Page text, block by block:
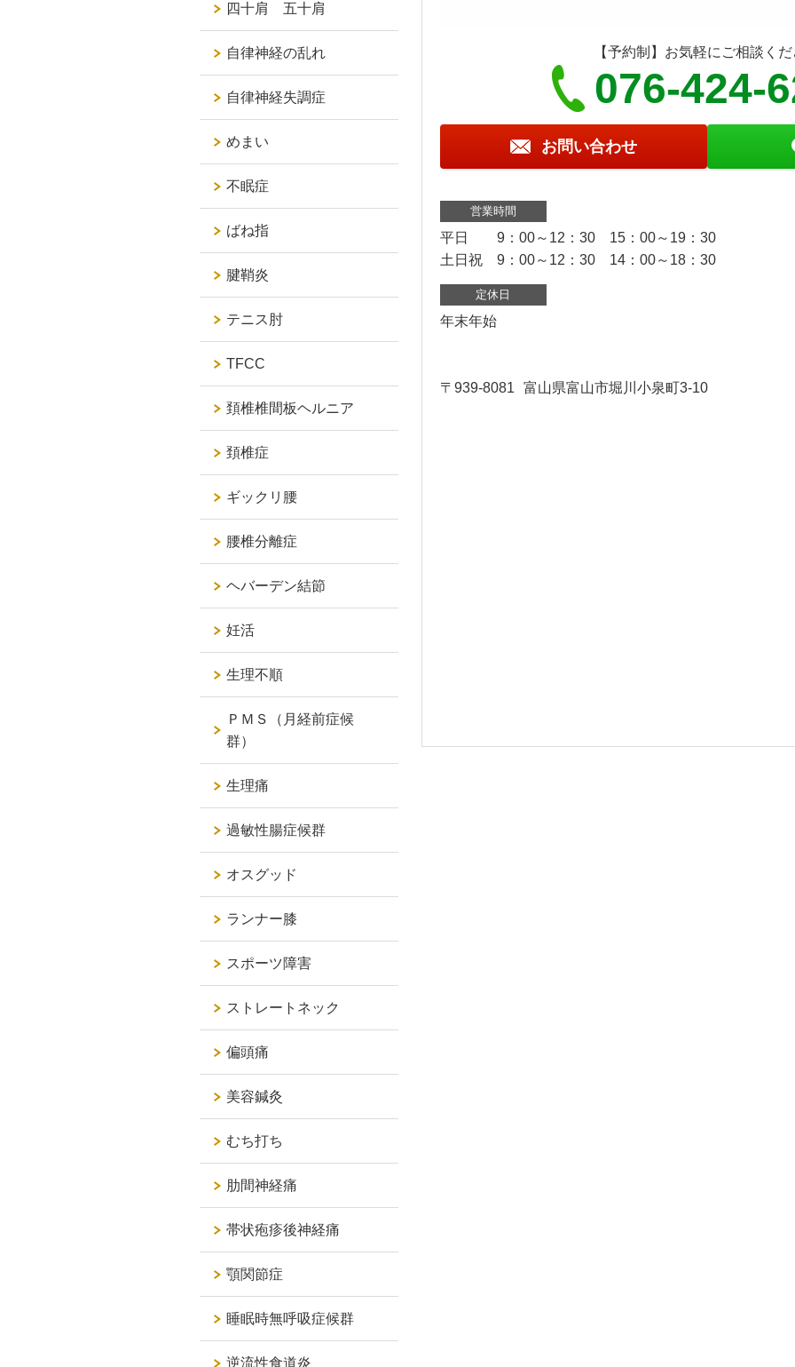
【予約制】お気軽にご相談く
076-424-
お問い合わせ
営業時間
平日 9：00～12：30 15：00～19：30
土日祝 9：00～12：30 14：00～18：30
定休日
年末年始
〒939-8081 富山県富山市堀川小泉町3-10
四十肩 五十肩
自律神経の乱れ
自律神経失調症
めまい
不眠症
ばね指
腱鞘炎
テニス肘
TFCC
頚椎椎間板ヘルニア
頚椎症
ギックリ腰
腰椎分離症
ヘバーデン結節
妊活
生理不順
ＰＭＳ（月経前症候
群）
生理痛
過敏性腸症候群
オスグッド
ランナー膝
スポーツ障害
ストレートネック
偏頭痛
美容鍼灸
むち打ち
肋間神経痛
帯状疱疹後神経痛
顎関節症
睡眠時無呼吸症候群
逆流性食道炎